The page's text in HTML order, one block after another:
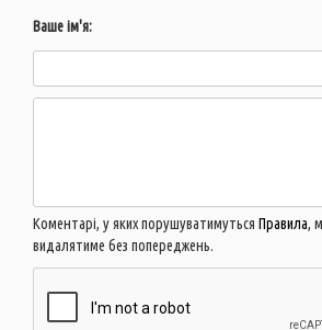
Ваше ім'я:
Коментарі, у яких порушуватимуться Правила,
видалятиме без попереджень.